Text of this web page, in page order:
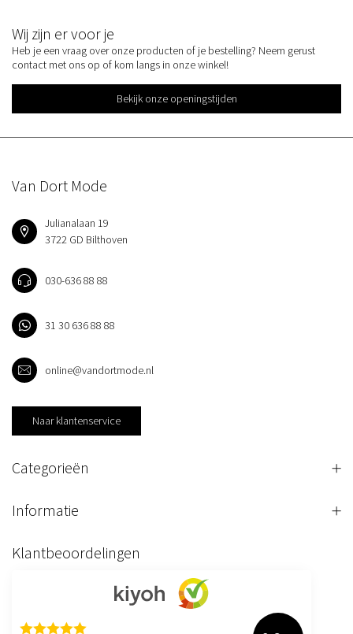
Wij zijn er voor je
Heb je een vraag over onze producten of je bestelling? Neem gerust
contact met ons op of kom langs in onze winkel!
Bekijk onze openingstijden
Van Dort Mode
Julianalaan 19
3722 GD Bilthoven
030-636 88 88
31 30 636 88 88
online@vandortmode.nl
Naar klantenservice
Categorieën
Informatie
Klantbeoordelingen